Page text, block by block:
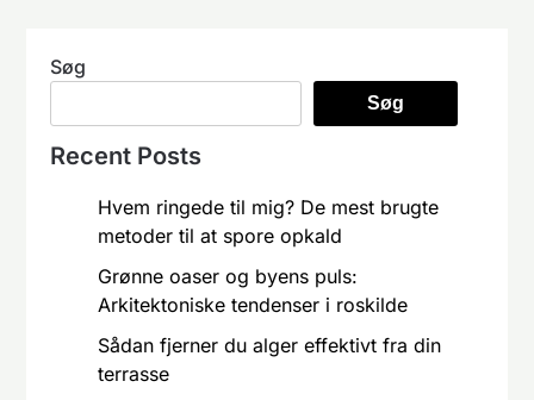
Søg
Søg
Recent Posts
Hvem ringede til mig? De mest brugte
metoder til at spore opkald
Grønne oaser og byens puls:
Arkitektoniske tendenser i roskilde
Sådan fjerner du alger effektivt fra din
terrasse